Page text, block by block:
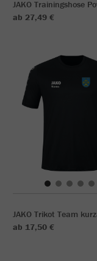
JAKO Trainingshose
ab 27,49 €
JAKO Trikot Team
ab 17,50 €